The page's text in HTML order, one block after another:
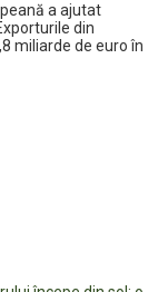
a ajutat
din
miliarde de euro în